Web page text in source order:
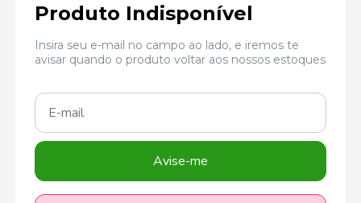
Produto Indisponível
Insira seu e-mail no campo ao lado, e iremos te
avisar quando o produto voltar aos nossos estoques
Avise-me